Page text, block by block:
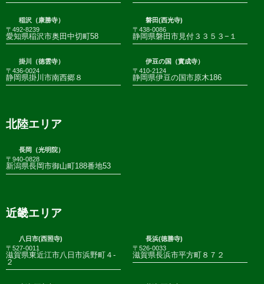
稲沢（康勝寺）
〒492-8239
愛知県稲沢市奥田中切町58
磐田(西光寺)
〒438-0086
静岡県磐田市見付３３５３−１
掛川（徳雲寺）
〒436-0024
静岡県掛川市南西郷８
伊豆の国（實成寺）
〒410-2124
静岡県伊豆の国市原木186
北陸エリア
長岡（光明院）
〒940-0828
新潟県長岡市御山町188番地53
近畿エリア
八日市(西照寺)
〒527-0011
滋賀県東近江市八日市浜野町４-
２
長浜(徳勝寺)
〒526-0033
滋賀県長浜市平方町８７２